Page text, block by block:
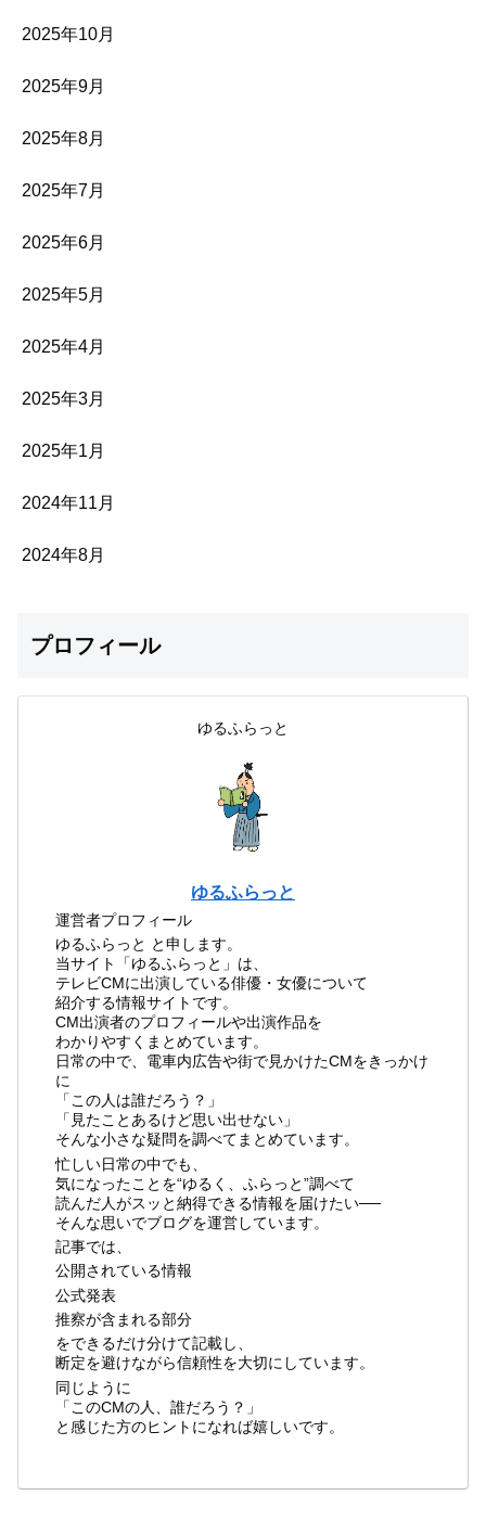
2025年10月
2025年9月
2025年8月
2025年7月
2025年6月
2025年5月
2025年4月
2025年3月
2025年1月
2024年11月
2024年8月
プロフィール
ゆるふらっと
ゆるふらっと
運営者プロフィール
ゆるふらっと と申します。
当サイト「ゆるふらっと」は、
テレビCMに出演している俳優・女優について
紹介する情報サイトです。
CM出演者のプロフィールや出演作品を
わかりやすくまとめています。
日常の中で、電車内広告や街で見かけたCMをきっかけ
に
「この人は誰だろう？」
「見たことあるけど思い出せない」
そんな小さな疑問を調べてまとめています。
忙しい日常の中でも、
気になったことを“ゆるく、ふらっと”調べて
読んだ人がスッと納得できる情報を届けたい──
そんな思いでブログを運営しています。
記事では、
公開されている情報
公式発表
推察が含まれる部分
をできるだけ分けて記載し、
断定を避けながら信頼性を大切にしています。
同じように
「このCMの人、誰だろう？」
と感じた方のヒントになれば嬉しいです。